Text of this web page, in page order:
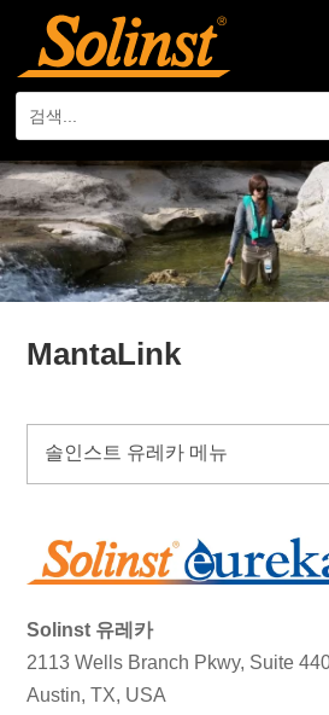
MantaLink
Solinst 유레카
2113 Wells Branch Pkwy, Suite
Austin, TX, USA